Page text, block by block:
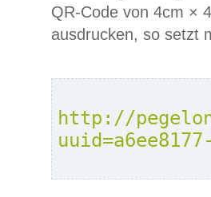
QR-Code von 4cm ×
ausdrucken, so setzt
http://